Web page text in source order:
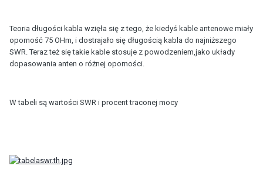
Teoria długości kabla wzięła się z tego, że kiedyś kable antenowe miały
oporność 75 OHm, i dostrajało się długością kabla do najniższego
SWR. Teraz też się takie kable stosuje z powodzeniem,jako układy
dopasowania anten o różnej oporności.
W tabeli są wartości SWR i procent traconej mocy